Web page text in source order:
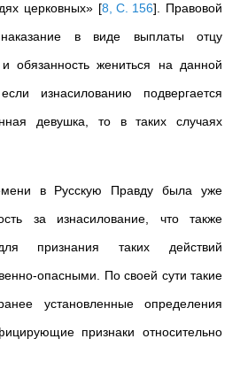
церковных» [8, С. 156] . Правовой
в виде выплаты отцу
обязанность жениться на данной
изнасилованию подвергается
девушка, то в таких случаях
в Русскую Правду была уже
за изнасилование, что также
признания таких действий
опасными. По своей сути такие
установленные определения
признаки относительно